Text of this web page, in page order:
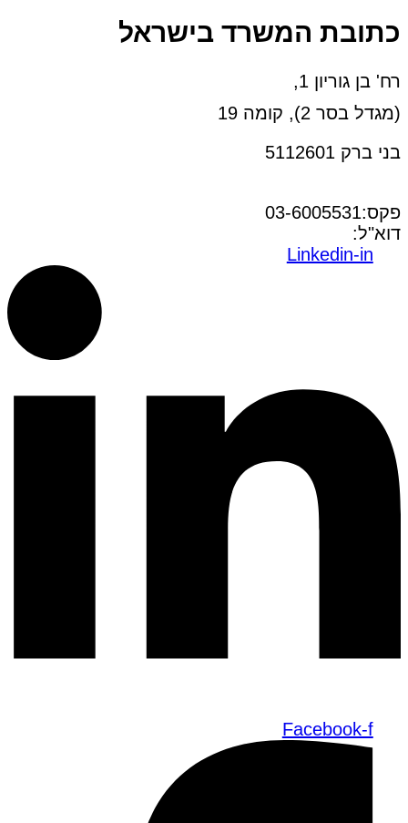
כתובת המשרד בישראל
רח' בן גוריון 1,
(מגדל בסר 2), קומה 19
בני ברק 5112601
פקס:03-6005531
דוא"ל:
Linkedin-in
Facebook-f